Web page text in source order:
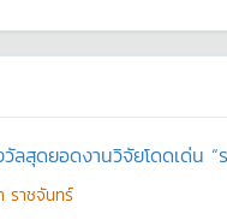
สุดยอดงานวิจัยโดดเด่น
ราชจันทร์